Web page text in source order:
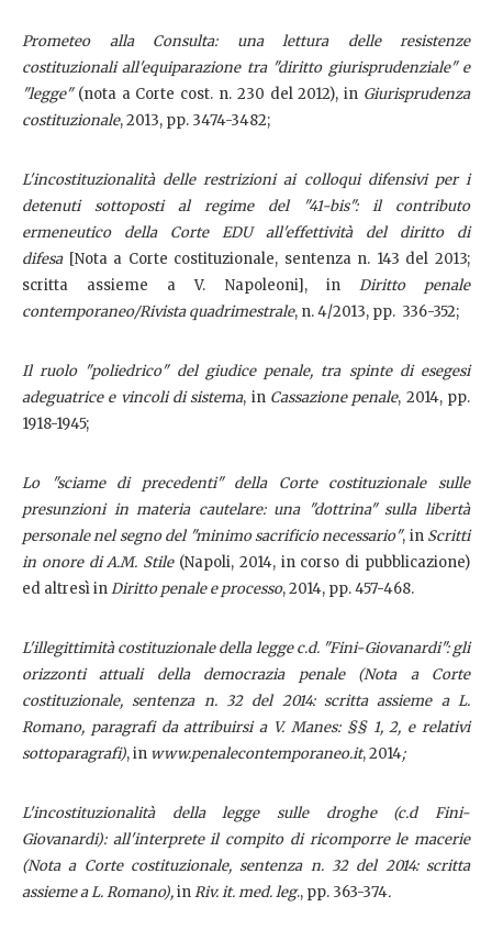
Prometeo alla Consulta: una lettura delle resistenze
costituzionali all'equiparazione tra "diritto giurisprudenziale" e
"legge"(nota a Corte cost. n. 230 del 2012), in Giurisprudenza
costituzionale, 2013, pp. 3474-3482;
L'incostituzionalità delle restrizioni ai colloqui difensivi per i
detenuti sottoposti al regime del "41-bis": il contributo
ermeneutico della Corte EDU all'effettività del diritto di
difesa[Nota a Corte costituzionale, sentenza n. 143 del 2013;
scritta assieme a V. Napoleoni], in Diritto penale
contemporaneo/Rivista quadrimestrale, n. 4/2013, pp. 336-352;
Il ruolo "poliedrico" del giudice penale, tra spinte di esegesi
adeguatrice e vincoli di sistema, in Cassazione penale, 2014, pp.
1918-1945;
Lo "sciame di precedenti" della Corte costituzionale sulle
presunzioni in materia cautelare: una "dottrina" sulla libertà
personale nel segno del "minimo sacrificio necessario", in Scritti
in onore di A.M. Stile(Napoli, 2014, in corso di pubblicazione)
ed altresì inDiritto penale e processo, 2014, pp. 457-468.
L'illegittimità costituzionale della legge c.d. "Fini-Giovanardi": gli
orizzonti attuali della democrazia penale (Nota a Corte
costituzionale, sentenza n. 32 del 2014: scritta assieme a L.
Romano, paragrafi da attribuirsi a V. Manes: §§ 1, 2, e relativi
sottoparagrafi), in www.penalecontemporaneo.it, 2014;
L'incostituzionalità della legge sulle droghe (c.d Fini-
Giovanardi): all'interprete il compito di ricomporre le macerie
(Nota a Corte costituzionale, sentenza n. 32 del 2014: scritta
assieme a L. Romano),inRiv. it. med. leg., pp. 363-374.